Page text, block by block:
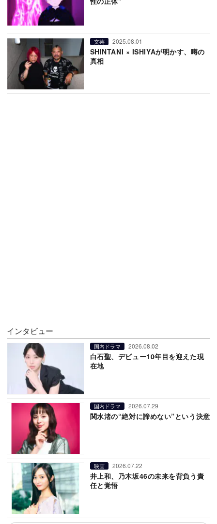
文芸 2025.08.01
SHINTANI × ISHIYAが明かす、噂の
真相
インタビュー
国内ドラマ 2026.08.02
白石聖、デビュー10年目を迎えた現
在地
国内ドラマ 2026.07.29
関水渚の“絶対に諦めない”という決意
映画 2026.07.22
井上和、乃木坂46の未来を背負う責
任と覚悟